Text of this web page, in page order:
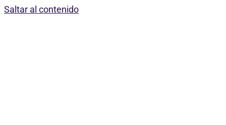
Saltar al contenido